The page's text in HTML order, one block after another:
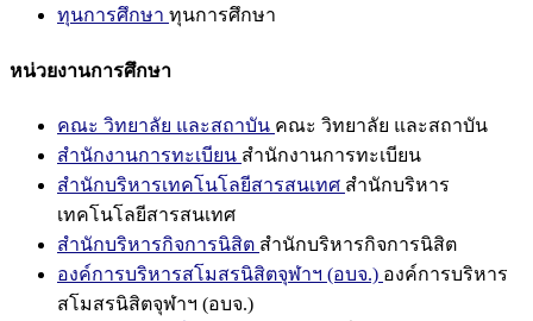
ทุนการศึกษา ทุนการศึกษา
หน่วยงานการศึกษา
คณะ วิทยาลัย และสถาบัน คณะ วิทยาลัย และสถาบัน
สำนักงานการทะเบียน สำนักงานการทะเบียน
สำนักบริหารเทคโนโลยีสารสนเทศ สำนักบริหาร
เทคโนโลยีสารสนเทศ
สำนักบริหารกิจการนิสิต สำนักบริหารกิจการนิสิต
องค์การบริหารสโมสรนิสิตจุฬาฯ (อบจ.) องค์การบริหาร
สโมสรนิสิตจุฬาฯ (อบจ.)